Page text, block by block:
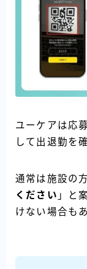
ユーケアは応
して出退勤を
通常は施設の
ください 」と
けない場合も